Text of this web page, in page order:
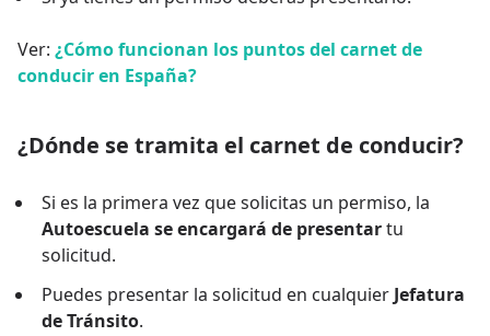
Ver: ¿Cómo funcionan los puntos del carnet de
conducir en España?
¿Dónde se tramita el carnet de conducir?
Si es la primera vez que solicitas un permiso, la
Autoescuela se encargará de presentartu
solicitud.
Puedes presentar la solicitud en cualquier Jefatura
de Tránsito.